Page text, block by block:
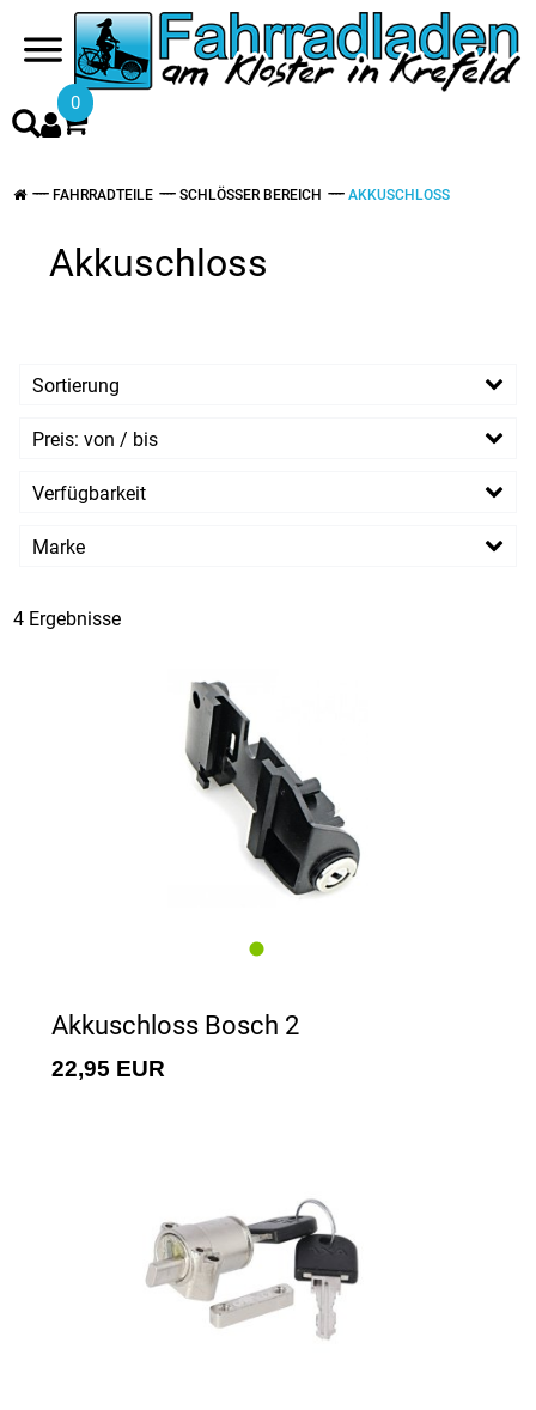
0
FAHRRADTEILE SCHLÖSSER BEREICH AKKUSCHLOSS
Akkuschloss
Sortierung
Preis: von / bis
EUR
Verfügbarkeit
Marke
4 Ergebnisse
Akkuschloss Bosch 2
22,95 EUR